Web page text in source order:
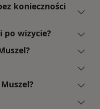
konieczności
po wizycie?